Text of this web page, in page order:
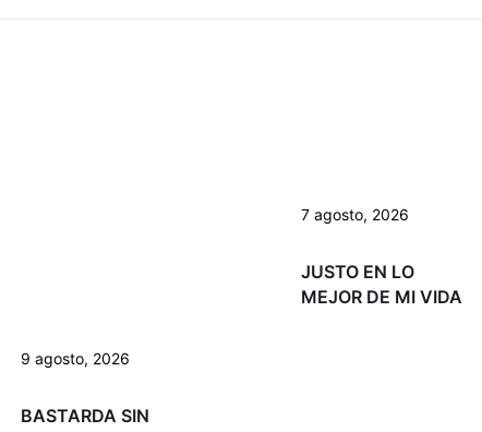
9 agosto, 2026
BASTARDA SIN
7 agosto, 2026
JUSTO EN LO
MEJOR DE MI VIDA